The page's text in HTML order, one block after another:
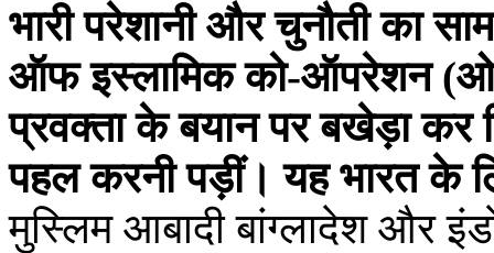
भारी परेशानी और चुनौती का
ऑफ इस्लामिक को-ऑपरेशन
प्रवक्ता के बयान पर बखेड़ा कर
पहल करनी पड़ीं। यह भारत के
मुस्लिम आबादी बांग्लादेश और